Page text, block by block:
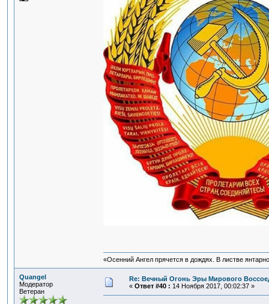
«Осенний Ангел прячется в дождях. В листве
Quangel
Модератор
Ветеран
Re: Вечный Огонь Эры Мирового
« Ответ #40 : 14 Ноября 2017, 00:02:37 »